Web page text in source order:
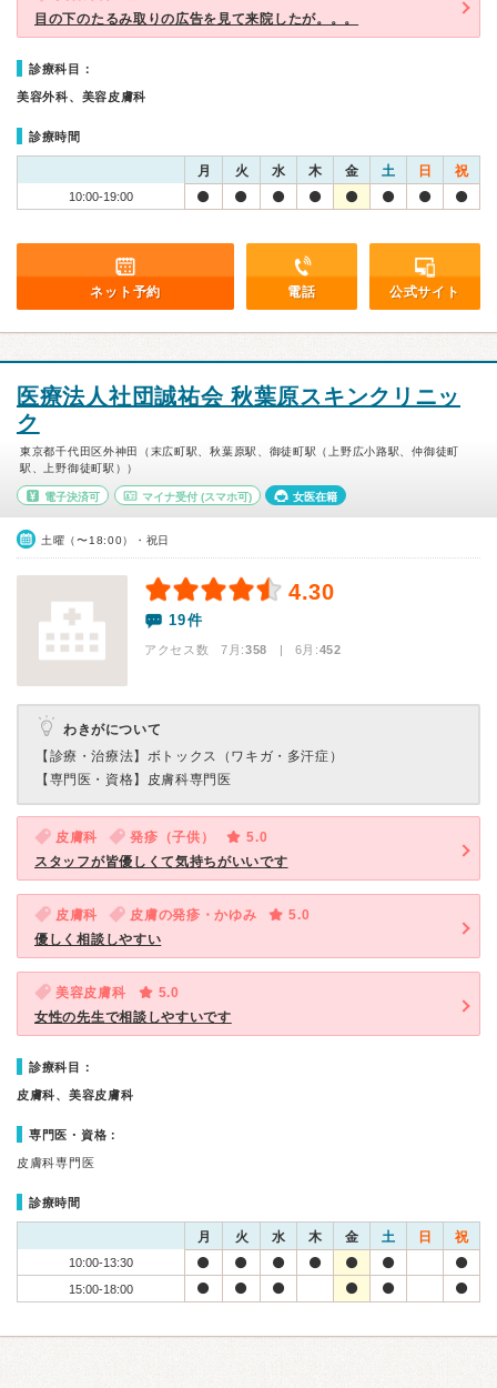
目の下のたるみ取りの広告を見て来院したが。。。
診療科目：
美容外科、美容皮膚科
診療時間
月 火 水 木 金 土 日 祝
10:00-19:00
ネット予約 電話 公式サイト
医療法人社団誠祐会 秋葉原スキンクリニッ
ク
東京都千代田区外神田（末広町駅、秋葉原駅、御徒町駅（上野広小路駅、仲御徒町
駅、上野御徒町駅））
電子決済可 マイナ受付(スマホ可) 女医在籍
土曜（〜18:00）・祝日
4.30
19件
アクセス数 7月:358 | 6月:452
わきがについて
【診療・治療法】 ボトックス（ワキガ・多汗症）
【専門医・資格】 皮膚科専門医
皮膚科 発疹（子供）
5.0
スタッフが皆優しくて気持ちがいいです
皮膚科 皮膚の発疹・かゆみ
5.0
優しく相談しやすい
美容皮膚科
5.0
女性の先生で相談しやすいです
診療科目：
皮膚科、美容皮膚科
専門医・資格：
皮膚科専門医
診療時間
月 火 水 木 金 土 日 祝
10:00-13:30
15:00-18:00